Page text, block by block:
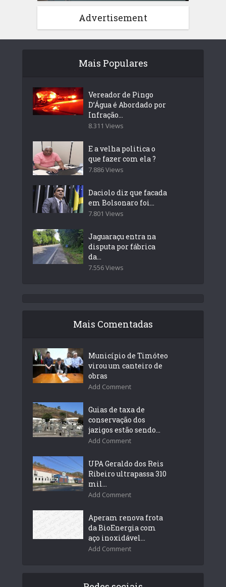
Advertisement
Mais Populares
Vereador de Pingo
D’Água é Abordado por
Infração...
8.311 Views
E a velha politica o
que fazer com ela ?
7.886 Views
Daciolo diz que facada
em Bolsonaro foi...
7.801 Views
Jaguaraçu entra na
disputa por fábrica
da...
7.556 Views
Mais Comentadas
Município de Timóteo
virou um canteiro de
obras
Add Comment
Guias de taxa de
conservação dos
jazigos estão sendo...
Add Comment
UPA Geraldo dos Reis
Ribeiro ultrapassa 310
mil...
Add Comment
Aperam renova frota
da BioEnergia com
aço inoxidável...
Add Comment